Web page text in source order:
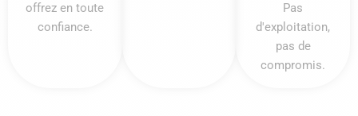
offrez en toute
confiance.
Pas
d'exploitation,
pas de
compromis.